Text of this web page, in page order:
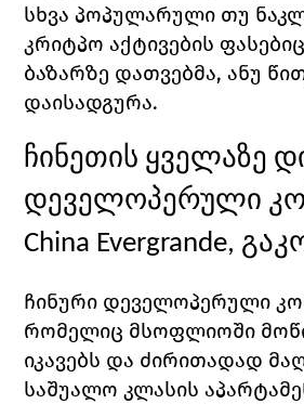
სხვა პოპულარული თუ
კრიტპო აქტივების
ბაზარზე დათვებმა, ანუ
დაისადგურა.
ჩინეთის ყველაზე
China Evergrande,
ჩინური დეველოპერული
რომელიც მსოფლიოში
იკავებს და ძირითადად
საშუალო კლასის